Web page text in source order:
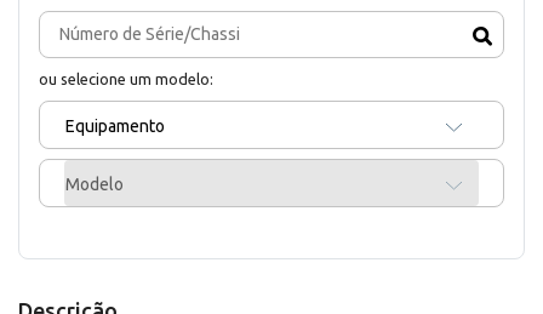
ou selecione um modelo:
Equipamento
Modelo